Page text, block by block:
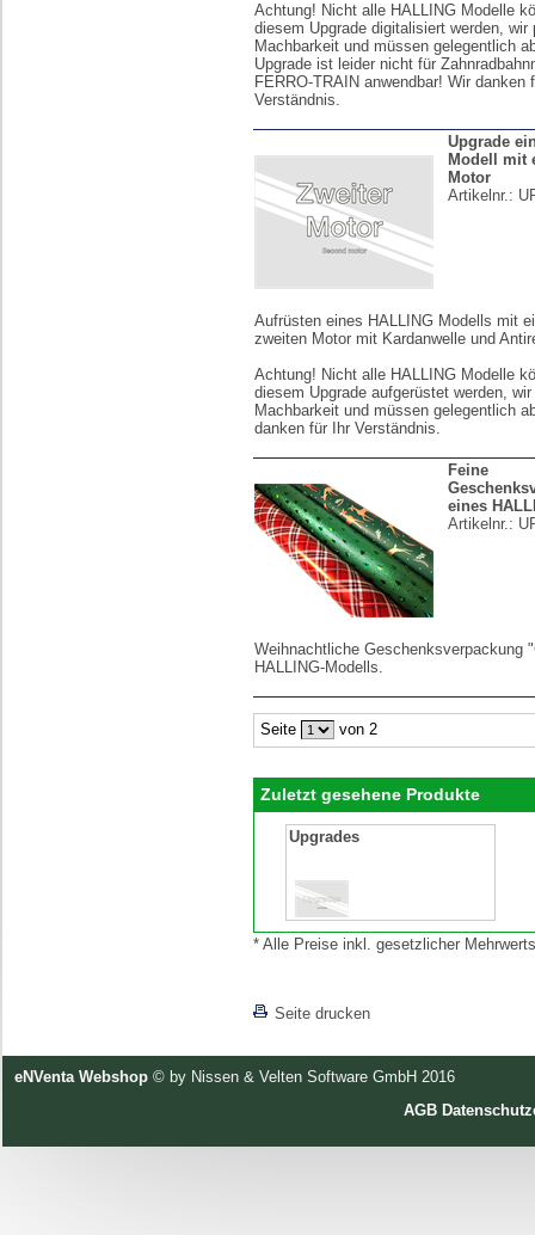
Achtung! Nicht alle HALLING Modelle
diesem Upgrade digitalisiert werden, wir
Machbarkeit und müssen gelegentlich
Upgrade ist leider nicht für
FERRO-TRAIN anwendbar! Wir danken
Verständnis.
Upgrade
Modell mit
Motor
Artikelnr.:
Aufrüsten eines HALLING Modells mit
zweiten Motor mit Kardanwelle und
Achtung! Nicht alle HALLING Modelle
diesem Upgrade aufgerüstet werden,
Machbarkeit und müssen gelegentlich
danken für Ihr Verständnis.
Feine
eines
Artikelnr.:
Weihnachtliche Geschenksverpackung
HALLING-Modells.
Seite von 2
Zuletzt gesehene Produkte
Upgrades
* Alle Preise inkl. gesetzlicher
Seite drucken
eNVenta Webshop © by Nissen & Velten Software GmbH 2016
AGB